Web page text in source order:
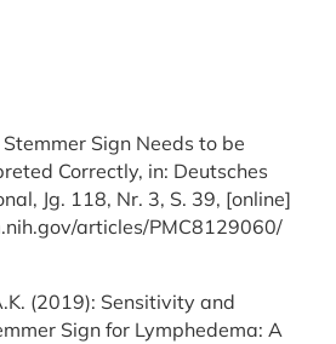
Sign Needs to be
Correctly, in: Deutsches
Jg. 118, Nr. 3, S. 39, [online]
articles/PMC8129060/
(2019): Sensitivity and
Sign for Lymphedema: A